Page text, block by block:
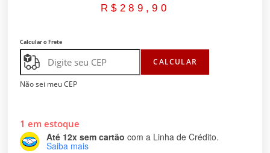
R$ 289,90
Calcular o Frete
CALCULAR
Não sei meu CEP
1 em estoque
Até 12x sem cartão com a Linha de Crédito.
Saiba mais